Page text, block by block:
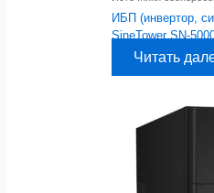
ИБП (инвертор,
SineTower SN-
Читать